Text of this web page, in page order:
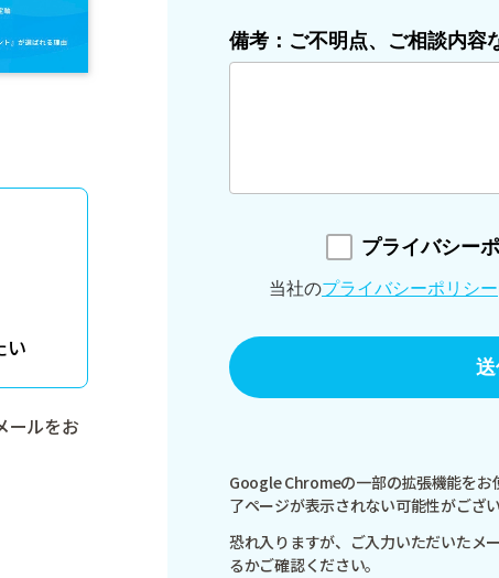
い
ールをお
Google Chromeの一部の拡張機能を
了ページが表示されない可能性がござい
恐れ入りますが、ご入力いただいたメ
るかご確認ください。